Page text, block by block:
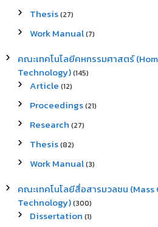
Thesis(27)
Work Manual(7)
คณะเทคโนโลยีคหกรรมศาสตร์
Technology)(145)
Article (12)
Proceedings(21)
Research (27)
Thesis(82)
Work Manual(3)
คณะเทคโนโลยีสื่อสารมวลชน
Technology)(300)
Dissertation (1)